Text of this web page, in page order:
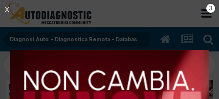
Diagnosi Auto - Diagnostica Remota - Database - Oscilloscopio
2
X